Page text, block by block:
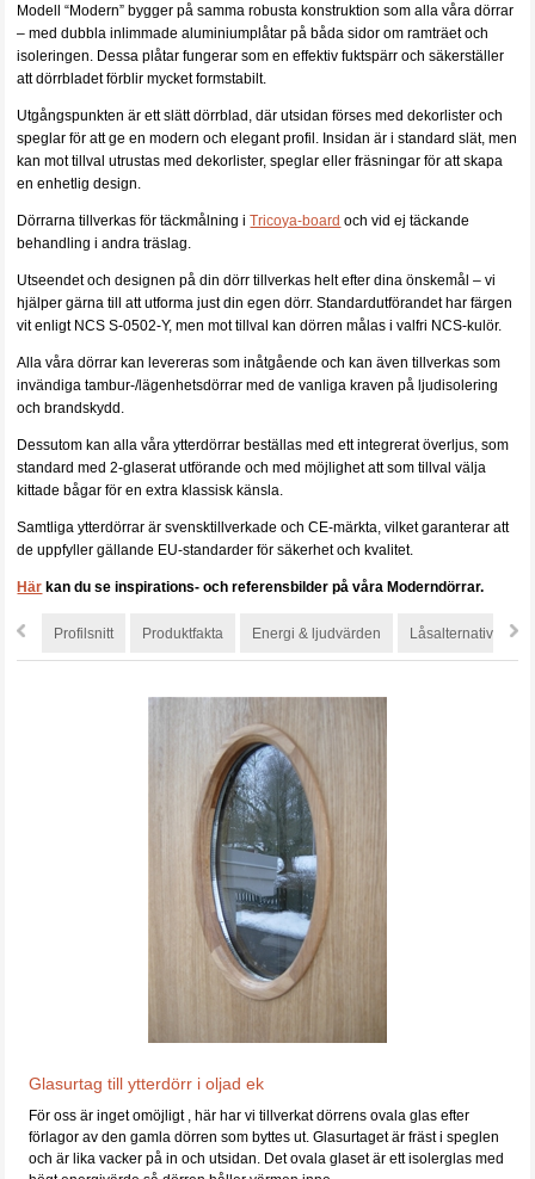
Modell “Modern” bygger på samma robusta konstruktion som alla våra dörrar
– med dubbla inlimmade aluminiumplåtar på båda sidor om ramträet och
isoleringen. Dessa plåtar fungerar som en effektiv fuktspärr och säkerställer
att dörrbladet förblir mycket formstabilt.
Utgångspunkten är ett slätt dörrblad, där utsidan förses med dekorlister och
speglar för att ge en modern och elegant profil. Insidan är i standard slät, men
kan mot tillval utrustas med dekorlister, speglar eller fräsningar för att skapa
en enhetlig design.
Dörrarna tillverkas för täckmålning iTricoya-board och vid ej täckande
behandling i andra träslag.
Utseendet och designen på din dörr tillverkas helt efter dina önskemål – vi
hjälper gärna till att utforma just din egen dörr. Standardutförandet har färgen
vit enligt NCS S-0502-Y, men mot tillval kan dörren målas i valfri NCS-kulör.
Alla våra dörrar kan levereras som inåtgående och kan även tillverkas som
invändiga tambur-/lägenhetsdörrar med de vanliga kraven på ljudisolering
och brandskydd.
Dessutom kan alla våra ytterdörrar beställas med ett integrerat överljus, som
standard med 2-glaserat utförande och med möjlighet att som tillval välja
kittade bågar för en extra klassisk känsla.
Samtliga ytterdörrar är svensktillverkade och CE-märkta, vilket garanterar att
de uppfyller gällande EU-standarder för säkerhet och kvalitet.
Här kan du se inspirations- och referensbilder på våra Moderndörrar.
Profilsnitt Produktfakta Energi & ljudvärden Låsalternativ
Glasurtag till ytterdörr i oljad ek
För oss är inget omöjligt , här har vi tillverkat dörrens ovala glas efter
förlagor av den gamla dörren som byttes ut. Glasurtaget är fräst i speglen
och är lika vacker på in och utsidan. Det ovala glaset är ett isolerglas med